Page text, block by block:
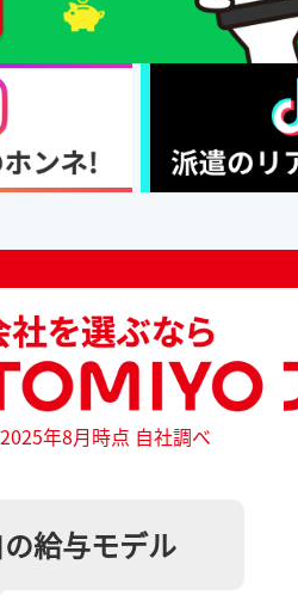
年8月時点 自社調べ
給与モデル